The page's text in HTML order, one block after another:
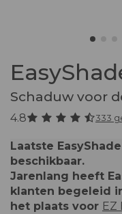
Schaduw voor
4.8 333
Laatste
beschikbaar.
Jarenlang heeft
klanten begeleid
het plaats voor EZ